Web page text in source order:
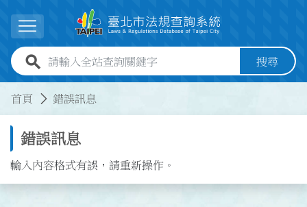
展開選單
全站查詢關鍵字欄位 搜尋
首頁 錯誤訊息
錯誤訊息
輸入內容格式有誤，請重新操作。